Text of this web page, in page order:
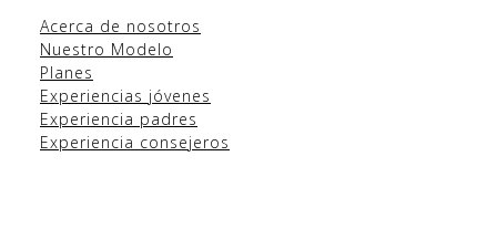
Acerca de nosotros
Nuestro Modelo
Planes
Experiencias jóvenes
Experiencia padres
Experiencia consejeros